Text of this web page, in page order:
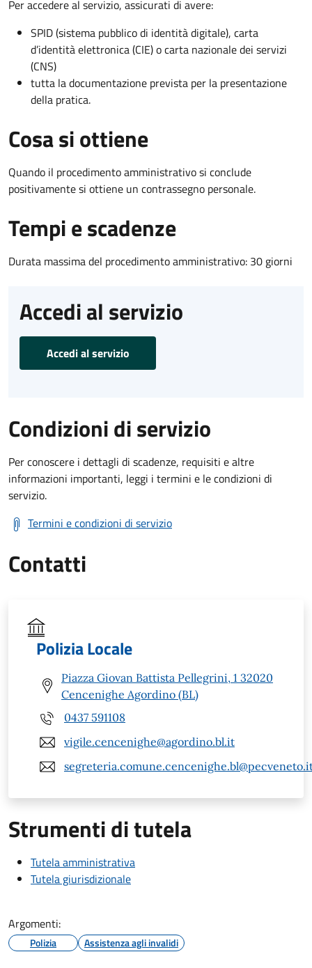
Per accedere al servizio, assicurati di avere:
SPID (sistema pubblico di identità digitale), carta
d’identità elettronica (CIE) o carta nazionale dei servizi
(CNS)
tutta la documentazione prevista per la presentazione
della pratica.
Cosa si ottiene
Quando il procedimento amministrativo si conclude
positivamente si ottiene un contrassegno personale.
Tempi e scadenze
Durata massima del procedimento amministrativo: 30 giorni
Accedi al servizio
Accedi al servizio
Condizioni di servizio
Per conoscere i dettagli di scadenze, requisiti e altre
informazioni importanti, leggi i termini e le condizioni di
servizio.
Termini e condizioni di servizio
Contatti
Polizia Locale
Piazza Giovan Battista Pellegrini, 1 32020
Cencenighe Agordino (BL)
0437 591108
vigile.cencenighe@agordino.bl.it
Strumenti di tutela
Tutela amministrativa
Tutela giurisdizionale
Argomenti:
Polizia Assistenza agli invalidi